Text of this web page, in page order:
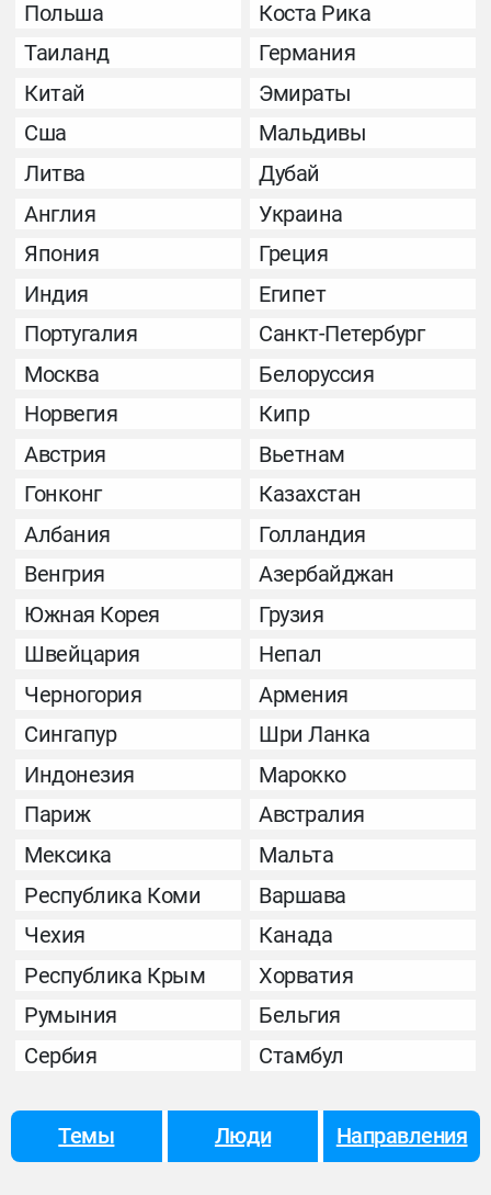
Польша
Коста Рика
Таиланд
Германия
Китай
Эмираты
Сша
Мальдивы
Литва
Дубай
Англия
Украина
Япония
Греция
Индия
Египет
Португалия
Санкт-Петербург
Москва
Белоруссия
Норвегия
Кипр
Австрия
Вьетнам
Гонконг
Казахстан
Албания
Голландия
Венгрия
Азербайджан
Южная Корея
Грузия
Швейцария
Непал
Черногория
Армения
Сингапур
Шри Ланка
Индонезия
Марокко
Париж
Австралия
Мексика
Мальта
Республика Коми
Варшава
Чехия
Канада
Республика Крым
Хорватия
Румыния
Бельгия
Сербия
Стамбул
Темы Люди Направления